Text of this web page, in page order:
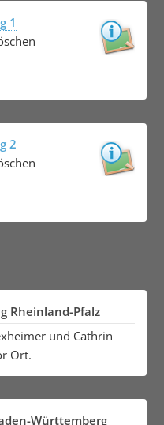
1
2
Rheinland-Pfalz
und Cathrin
Ort.
Württemberg